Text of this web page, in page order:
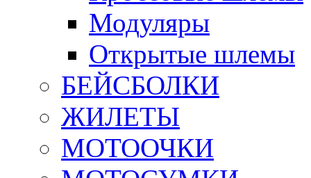
Модуляры
Открытые шлемы
БЕЙСБОЛКИ
ЖИЛЕТЫ
МОТООЧКИ